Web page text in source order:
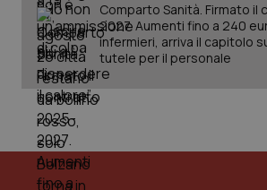
Comparto Sanità. Firmato
2027. Aumenti fino a 240
infermieri, arriva il capitolo
tutele per il personale